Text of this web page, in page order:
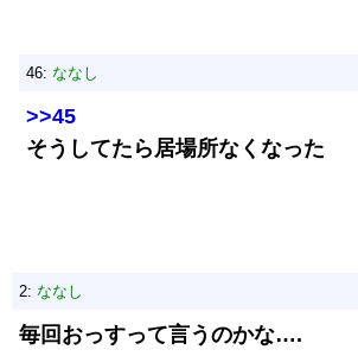
46: ななし
>>45
そうしてたら居場所なくなった
2: ななし
毎回おっすって言うのかな….